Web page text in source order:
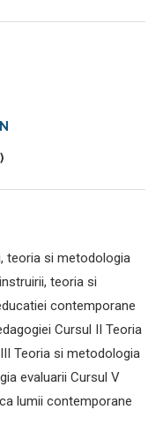
teoria si metodologia
teoria si
contemporane
Cursul II Teoria
Teoria si metodologia
evaluarii Cursul V
lumii contemporane